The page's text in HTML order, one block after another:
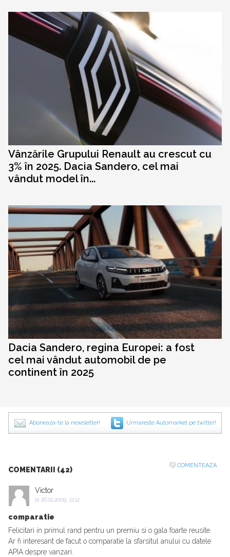
Vânzările Grupului Renault au crescut cu
3% în 2025. Dacia Sandero, cel mai
vândut model în...
Dacia Sandero, regina Europei: a fost
cel mai vândut automobil de pe
continent în 2025
Aboneaza-te la newsletter! Urmareste Automarket pe twitter!
COMENTARII (42)
COMENTEAZA
Victor
la 26.02.2009, 21:12
comparatie
Felicitari in primul rand pentru un premiu si o gala foarte reusite.
Ar fi interesant de facut o comparatie la sfarsitul anului cu datele
APIA despre vanzari.